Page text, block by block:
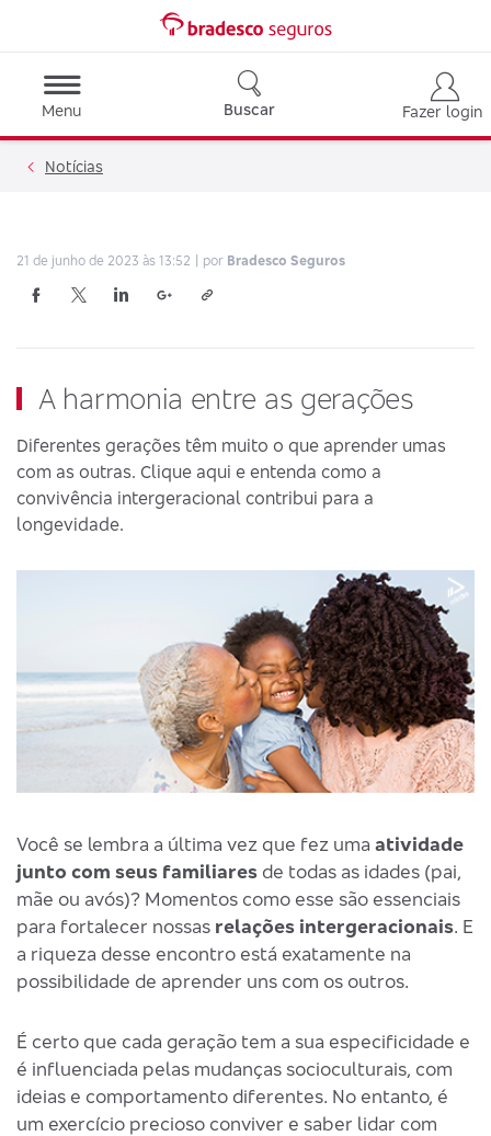
Menu Buscar Fazer login
Notícias
21 de junho de 2023 às 13:52 por Bradesco Seguros
A harmonia entre as gerações
Diferentes gerações têm muito o que aprender umas
com as outras. Clique aqui e entenda como a
convivência intergeracional contribui para a
longevidade.
Você se lembra a última vez que fez uma atividade
junto com seus familiares de todas as idades (pai,
mãe ou avós)? Momentos como esse são essenciais
para fortalecer nossas relações intergeracionais. E
a riqueza desse encontro está exatamente na
possibilidade de aprender uns com os outros.
É certo que cada geração tem a sua especificidade e
é influenciada pelas mudanças socioculturais, com
ideias e comportamento diferentes. No entanto, é
um exercício precioso conviver e saber lidar com